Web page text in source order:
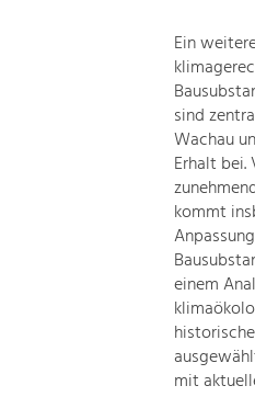
Ein
sind
Wachau
Erhalt
kommt
einem
mit